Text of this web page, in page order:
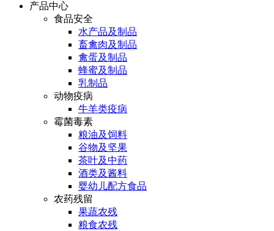
产品中心
食品安全
水产品及制品
畜禽肉及制品
禽蛋及制品
蜂蜜及制品
乳制品
动物疫病
牛羊类疫病
霉菌毒素
粮油及饲料
谷物及坚果
茶叶及中药
酒类及酱料
婴幼儿配方食品
农药残留
果蔬农残
粮食农残